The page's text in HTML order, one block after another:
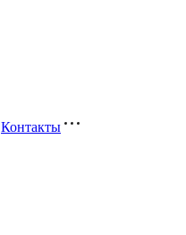
Контакты